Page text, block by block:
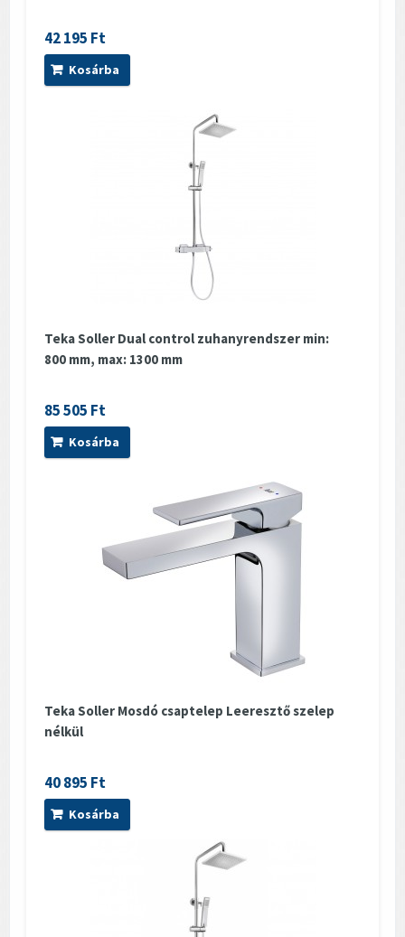
42 195 Ft
Kosárba
Teka Soller Dual control zuhanyrendszer min:
800 mm, max: 1300 mm
85 505 Ft
Kosárba
Teka Soller Mosdó csaptelep Leeresztő szelep
nélkül
40 895 Ft
Kosárba